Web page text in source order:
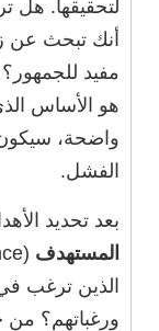
لتحقيقها. هل
أنك تبحث عن
مفيد
هو الأساس
واضحة،
الفشل.
بعد تحديد
المستهدف
الذين ترغب
ورغباتهم؟ من